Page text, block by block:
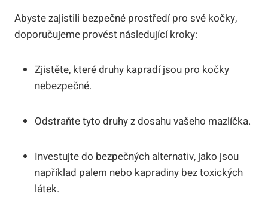
Abyste zajistili bezpečné prostředí pro své kočky,
doporučujeme provést následující kroky:
Zjistěte, které druhy kapradí jsou pro kočky
nebezpečné.
Odstraňte tyto druhy z dosahu vašeho mazlíčka.
Investujte do bezpečných alternativ, jako jsou
například palem nebo kapradiny bez toxických
látek.